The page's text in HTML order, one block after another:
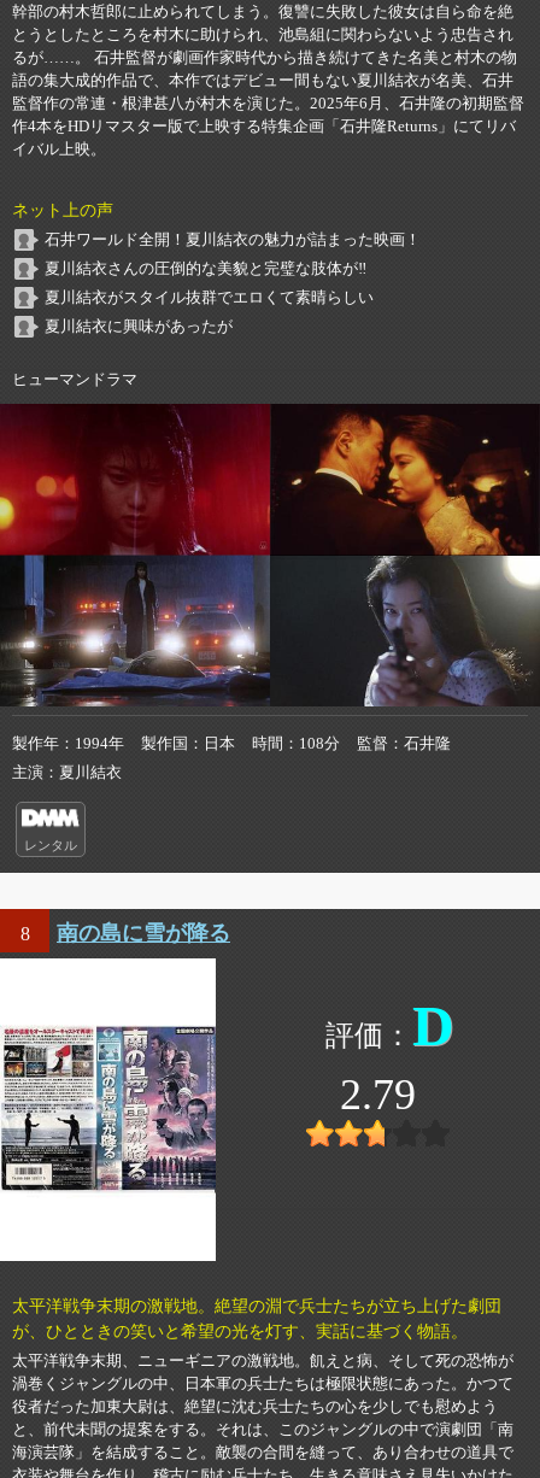
幹部の村木哲郎に止められてしまう。復讐に失敗した彼女は自ら命を絶
とうとしたところを村木に助けられ、池島組に関わらないよう忠告され
るが……。 石井監督が劇画作家時代から描き続けてきた名美と村木の物
語の集大成的作品で、本作ではデビュー間もない夏川結衣が名美、石井
監督作の常連・根津甚八が村木を演じた。2025年6月、石井隆の初期監督
作4本をHDリマスター版で上映する特集企画「石井隆Returns」にてリバ
イバル上映。
ネット上の声
石井ワールド全開！夏川結衣の魅力が詰まった映画！
夏川結衣さんの圧倒的な美貌と完璧な肢体が‼︎
夏川結衣がスタイル抜群でエロくて素晴らしい
夏川結衣に興味があったが
ヒューマンドラマ
製作年 1994年 製作国 日本 時間 108分 監督
石井隆
主演
夏川結衣
レンタル
8 南の島に雪が降る
D
2.79
太平洋戦争末期の激戦地。絶望の淵で兵士たちが立ち上げた劇団
が、ひとときの笑いと希望の光を灯す、実話に基づく物語。
太平洋戦争末期、ニューギニアの激戦地。飢えと病、そして死の恐怖が
渦巻くジャングルの中、日本軍の兵士たちは極限状態にあった。かつて
役者だった加東大尉は、絶望に沈む兵士たちの心を少しでも慰めよう
と、前代未聞の提案をする。それは、このジャングルの中で演劇団「南
海演芸隊」を結成すること。敵襲の合間を縫って、あり合わせの道具で